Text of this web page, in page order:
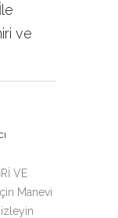
VE
Manevi
ve